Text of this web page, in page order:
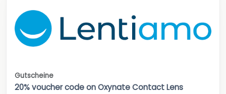
Gutscheine
20% voucher code on Oxynate Contact Lens